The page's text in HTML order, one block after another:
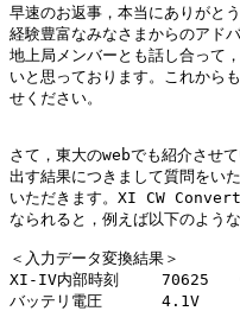
早速のお返事，本当にありがとう
経験豊富なみなさまからのアド
地上局メンバーとも話し合って
いと思っております。これから
せください。
さて，東大のwebでも紹介させ
出す結果につきまして質問をい
いただきます。XI CW
なられると，例えば以下のよう
＜入力データ変換結果＞
XI-IV内部時刻	70625   (0x0113E1)
バッテリ電圧	4.1V